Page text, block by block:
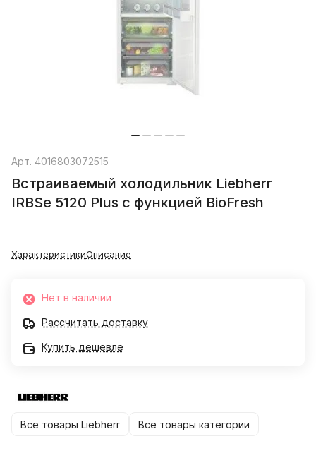
Арт. 4016803072515
Встраиваемый холодильник Liebherr
IRBSe 5120 Plus с функцией BioFresh
ХарактеристикиОписание
Нет в наличии
Рассчитать доставку
Купить дешевле
Все товары Liebherr Все товары категории